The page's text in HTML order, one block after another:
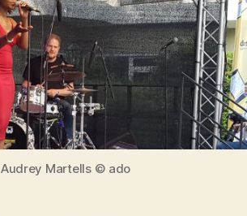
Audrey Martells © ado